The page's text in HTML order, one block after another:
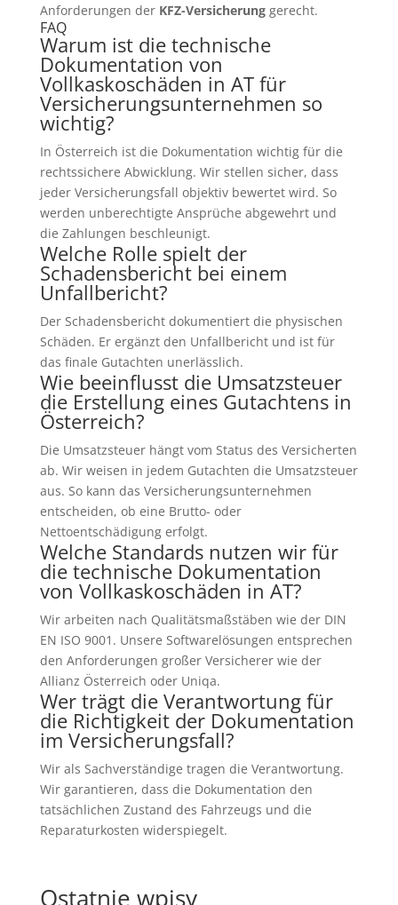
Anforderungen der KFZ-Versicherunggerecht.
FAQ
Warum ist die technische
Dokumentation von
Vollkaskoschäden in AT für
Versicherungsunternehmen so
wichtig?
In Österreich ist die Dokumentation wichtig für die
rechtssichere Abwicklung. Wir stellen sicher, dass
jeder Versicherungsfall objektiv bewertet wird. So
werden unberechtigte Ansprüche abgewehrt und
die Zahlungen beschleunigt.
Welche Rolle spielt der
Schadensbericht bei einem
Unfallbericht?
Der Schadensbericht dokumentiert die physischen
Schäden. Er ergänzt den Unfallbericht und ist für
das finale Gutachten unerlässlich.
Wie beeinflusst die Umsatzsteuer
die Erstellung eines Gutachtens in
Österreich?
Die Umsatzsteuer hängt vom Status des Versicherten
ab. Wir weisen in jedem Gutachten die Umsatzsteuer
aus. So kann das Versicherungsunternehmen
entscheiden, ob eine Brutto- oder
Nettoentschädigung erfolgt.
Welche Standards nutzen wir für
die technische Dokumentation
von Vollkaskoschäden in AT?
Wir arbeiten nach Qualitätsmaßstäben wie der DIN
EN ISO 9001. Unsere Softwarelösungen entsprechen
den Anforderungen großer Versicherer wie der
Allianz Österreich oder Uniqa.
Wer trägt die Verantwortung für
die Richtigkeit der Dokumentation
im Versicherungsfall?
Wir als Sachverständige tragen die Verantwortung.
Wir garantieren, dass die Dokumentation den
tatsächlichen Zustand des Fahrzeugs und die
Reparaturkosten widerspiegelt.
Ostatnie wpisy